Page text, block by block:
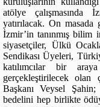
atölye çalışmasında
yatırılacak. On masada
İzmir’in tanınmış bilim
siyasetçiler, Ülkü
Sendikası Üyeleri,
katılımcılar bir
gerçekleştirilecek
Başkanı Veysel
bedelini hep birlikte